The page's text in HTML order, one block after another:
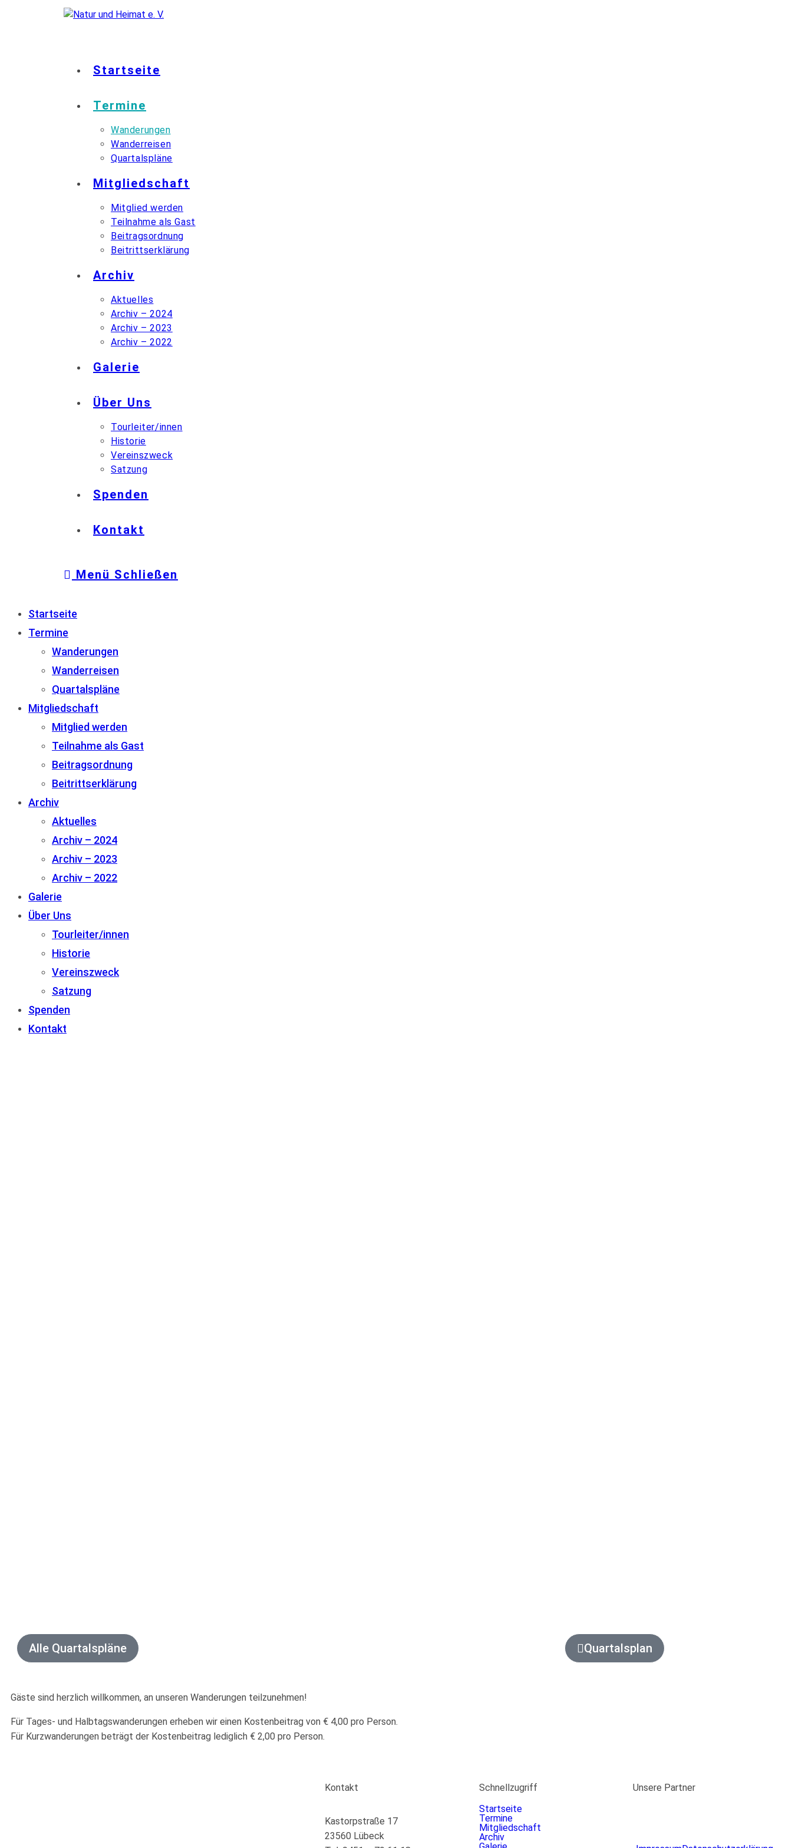
Startseite
Termine
Wanderungen
Wanderreisen
Quartalspläne
Mitgliedschaft
Mitglied werden
Teilnahme als Gast
Beitragsordnung
Beitrittserklärung
Archiv
Aktuelles
Archiv – 2024
Archiv – 2023
Archiv – 2022
Galerie
Über Uns
Tourleiter/innen
Historie
Vereinszweck
Satzung
Spenden
Kontakt
Menü Schließen
Startseite
Termine
Wanderungen
Wanderreisen
Quartalspläne
Mitgliedschaft
Mitglied werden
Teilnahme als Gast
Beitragsordnung
Beitrittserklärung
Archiv
Aktuelles
Archiv – 2024
Archiv – 2023
Archiv – 2022
Galerie
Über Uns
Tourleiter/innen
Historie
Vereinszweck
Satzung
Spenden
Kontakt
Alle Quartalspläne Quartalsplan
Gäste sind herzlich willkommen, an unseren Wanderungen teilzunehmen!
Für Tages- und Halbtagswanderungen erheben wir einen Kostenbeitrag von € 4,00 pro Person.
Für Kurzwanderungen beträgt der Kostenbeitrag lediglich € 2,00 pro Person.
Kontakt
Kastorpstraße 17
23560 Lübeck
Schnellzugriff
Startseite
Termine
Mitgliedschaft
Archiv
Unsere Partner